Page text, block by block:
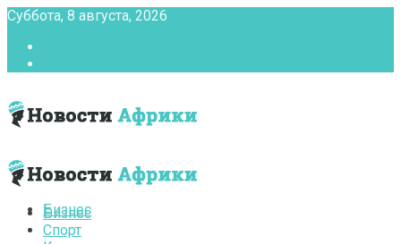
Суббота, 8 августа, 2026
Бизнес
Бизнес
Спорт